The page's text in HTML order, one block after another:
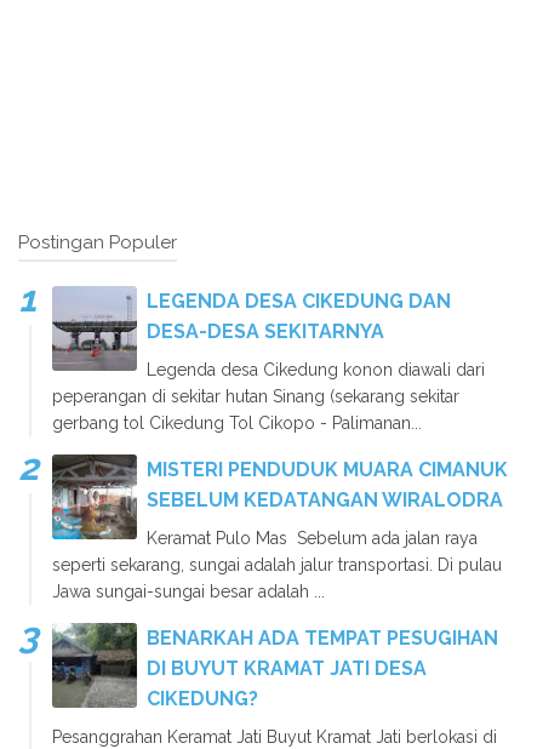
Postingan Populer
LEGENDA DESA CIKEDUNG DAN
DESA-DESA SEKITARNYA
Legenda desa Cikedung konon diawali dari
peperangan di sekitar hutan Sinang (sekarang sekitar
gerbang tol Cikedung Tol Cikopo - Palimanan...
MISTERI PENDUDUK MUARA CIMANUK
SEBELUM KEDATANGAN WIRALODRA
Keramat Pulo Mas Sebelum ada jalan raya
seperti sekarang, sungai adalah jalur transportasi. Di pulau
Jawa sungai-sungai besar adalah ...
BENARKAH ADA TEMPAT PESUGIHAN
DI BUYUT KRAMAT JATI DESA
CIKEDUNG?
Pesanggrahan Keramat Jati Buyut Kramat Jati berlokasi di